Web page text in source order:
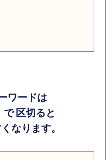
ワードは
で 区切ると
なります。